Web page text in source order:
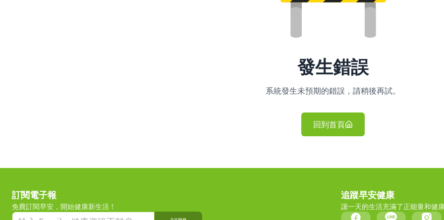
發生錯誤
系統發生未預期的錯誤，請稍後再試。
回到首頁
訂閱電子報
免費訂閱早安，開始健康新生活！
追蹤早安健康
讓一天的生活充滿了正能量和健